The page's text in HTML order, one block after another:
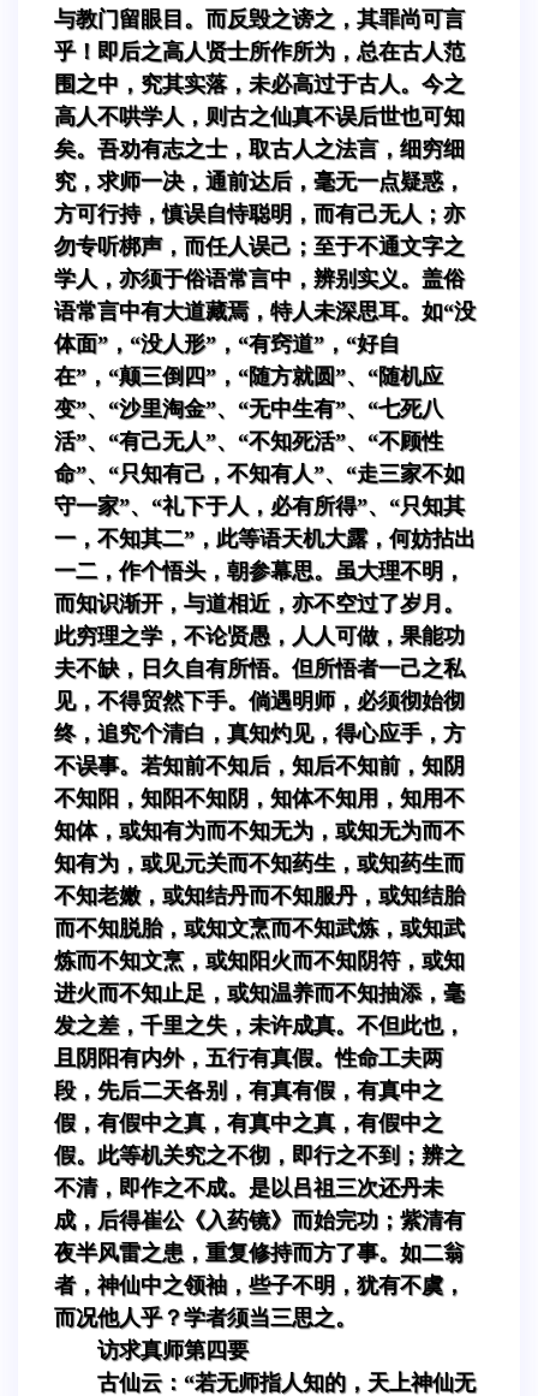
与教门留眼目。而反毁之谤之，其罪尚可言
乎！即后之高人贤士所作所为，总在古人范
围之中，究其实落，未必高过于古人。今之
高人不哄学人，则古之仙真不误后世也可知
矣。吾劝有志之士，取古人之法言，细穷细
究，求师一决，通前达后，毫无一点疑惑，
方可行持，慎误自恃聪明，而有己无人；亦
勿专听梆声，而任人误己；至于不通文字之
学人，亦须于俗语常言中，辨别实义。盖俗
语常言中有大道藏焉，特人未深思耳。如“没
体面”，“没人形”，“有窍道”，“好自
在”，“颠三倒四”，“随方就圆”、“随机应
变”、“沙里淘金”、“无中生有”、“七死八
活”、“有己无人”、“不知死活”、“不顾性
命”、“只知有己，不知有人”、“走三家不如
守一家”、“礼下于人，必有所得”、“只知其
一，不知其二”，此等语天机大露，何妨拈出
一二，作个悟头，朝参幕思。虽大理不明，
而知识渐开，与道相近，亦不空过了岁月。
此穷理之学，不论贤愚，人人可做，果能功
夫不缺，日久自有所悟。但所悟者一己之私
见，不得贸然下手。倘遇明师，必须彻始彻
终，追究个清白，真知灼见，得心应手，方
不误事。若知前不知后，知后不知前，知阴
不知阳，知阳不知阴，知体不知用，知用不
知体，或知有为而不知无为，或知无为而不
知有为，或见元关而不知药生，或知药生而
不知老嫩，或知结丹而不知服丹，或知结胎
而不知脱胎，或知文烹而不知武炼，或知武
炼而不知文烹，或知阳火而不知阴符，或知
进火而不知止足，或知温养而不知抽添，毫
发之差，千里之失，未许成真。不但此也，
且阴阳有内外，五行有真假。性命工夫两
段，先后二天各别，有真有假，有真中之
假，有假中之真，有真中之真，有假中之
假。此等机关究之不彻，即行之不到；辨之
不清，即作之不成。是以吕祖三次还丹未
成，后得崔公《入药镜》而始完功；紫清有
夜半风雷之患，重复修持而方了事。如二翁
者，神仙中之领袖，些子不明，犹有不虞，
而况他人乎？学者须当三思之。
访求真师第四要
古仙云：“若无师指人知的，天上神仙无